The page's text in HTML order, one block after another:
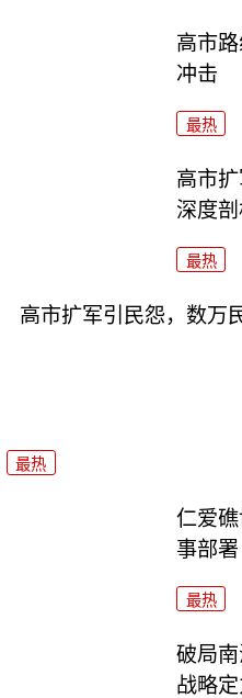
高市
冲击
最热
高市
深度
最热
高市扩军引民怨，数万
最热
仁爱
事部署
最热
破局
战略